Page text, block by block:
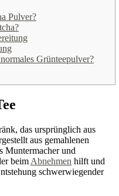
Pulver?
Grünteepulver?
das ursprünglich aus
aus gemahlenen
Muntermacher und
beim Abnehmen hilft und
schwerwiegender